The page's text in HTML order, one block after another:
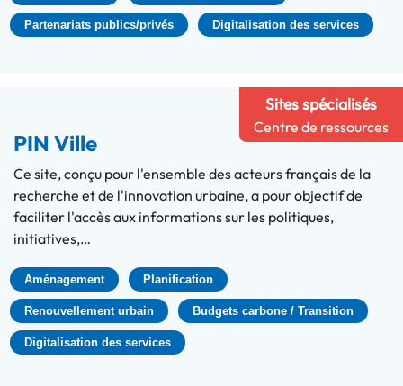
Partenariats publics/privés Digitalisation des services
Sites spécialisés
Centre de ressources
PIN Ville
Ce site, conçu pour l'ensemble des acteurs français de la
recherche et de l'innovation urbaine, a pour objectif de
faciliter l'accès aux informations sur les politiques,
initiatives,…
Aménagement Planification
Renouvellement urbain Budgets carbone / Transition
Digitalisation des services